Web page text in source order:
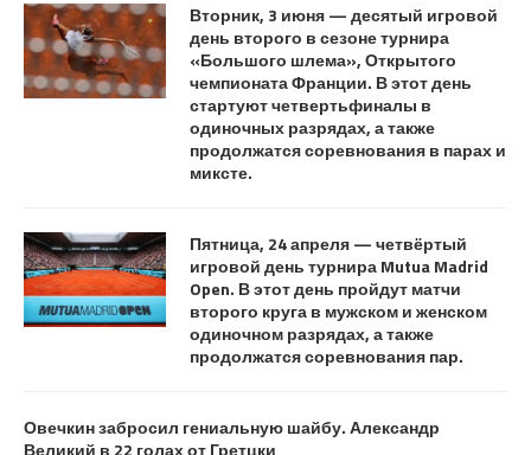
Вторник, 3 июня — десятый игровой
день второго в сезоне турнира
«Большого шлема», Открытого
чемпионата Франции. В этот день
стартуют четвертьфиналы в
одиночных разрядах, а также
продолжатся соревнования в парах и
миксте.
Пятница, 24 апреля — четвёртый
игровой день турнира Mutua Madrid
Open. В этот день пройдут матчи
второго круга в мужском и женском
одиночном разрядах, а также
продолжатся соревнования пар .
Овечкин забросил гениальную шайбу. Александр
Великий в 22 голах от Гретцки